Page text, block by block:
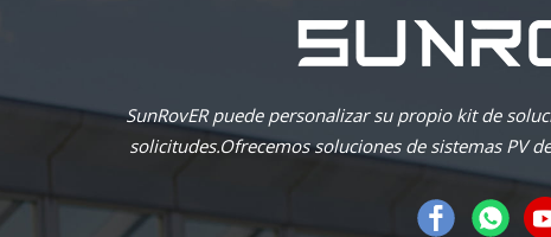
SunRovER puede personalizar su propio kit de
solicitudes.Ofrecemos soluciones de sistemas PV